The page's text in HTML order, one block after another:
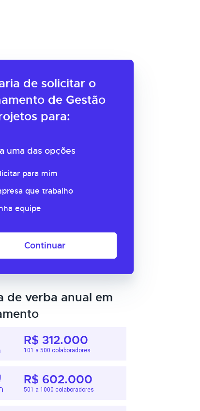
de solicitar o
de Gestão
para:
uma das opções
para mim
que trabalho
equipe
Continuar
de verba anual em
R$ 312.000
101 a 500 colaboradores
R$ 602.000
501 a 1000 colaboradores